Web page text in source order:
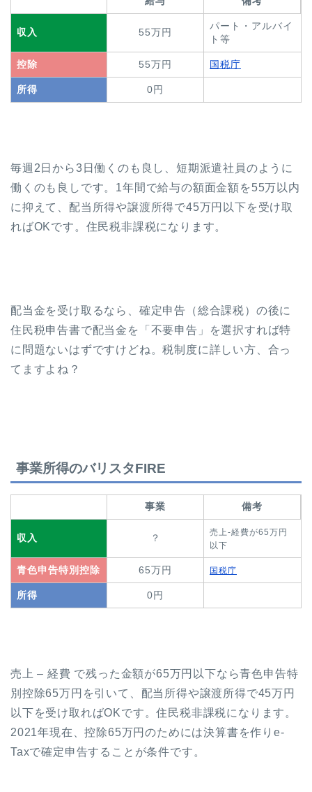
収入 55万円
パート・アルバイ
ト等
控除 55万円 国税庁
所得 0円
毎週2日から3日働くのも良し、短期派遣社員のように
働くのも良しです。1年間で給与の額面金額を55万以内
に抑えて、配当所得や譲渡所得で45万円以下を受け取
ればOKです。住民税非課税になります。
配当金を受け取るなら、確定申告（総合課税）の後に
住民税申告書で配当金を「不要申告」を選択すれば特
に問題ないはずですけどね。税制度に詳しい方、合っ
てますよね？
事業所得のバリスタFIRE
事業 備考
収入 ？
売上-経費が65万円
以下
青色申告特別控除 65万円 国税庁
所得 0円
売上 – 経費 で残った金額が65万円以下なら青色申告特
別控除65万円を引いて、配当所得や譲渡所得で45万円
以下を受け取ればOKです。住民税非課税になります。
2021年現在、控除65万円のためには決算書を作りe-
Taxで確定申告することが条件です。